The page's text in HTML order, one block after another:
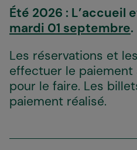
Été 2026 : L’accueil
mardi 01 septembre.
Les réservations et
effectuer le paiement
pour le faire. Les
paiement réalisé.